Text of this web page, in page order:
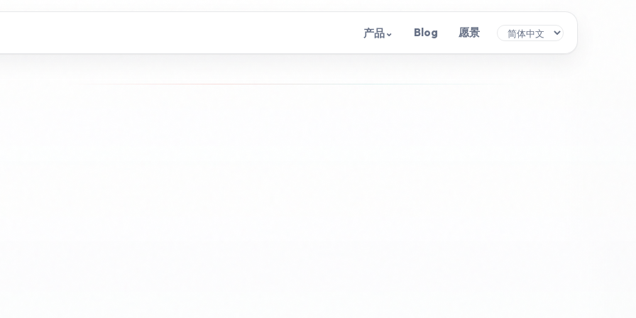
产品⌄ Blog 愿景